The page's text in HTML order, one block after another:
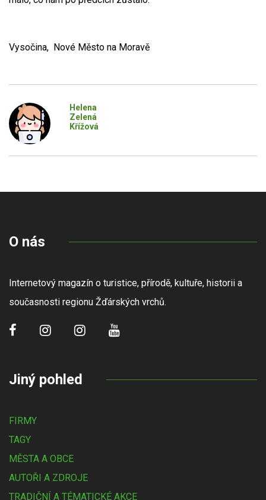
Vysočina, Nové Město na Moravě
Helena
Zelená
Křížová
O nás
Internetový magazín o turistice, přírodě, kultuře, historii a
současnosti regionu Žďárských vrchů.
Jiný pohled
FIRMY
TAGY
MĚSTA A OBCE
AUTOŘI A ZDROJE
TRADIČNÍ A TÉMATICKÉ AKCE